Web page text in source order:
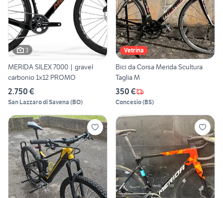
3
MERIDA SILEX 7000 | gravel
carbonio 1x12 PROMO
2.750 €
San Lazzaro di Savena (BO)
Vetrina
Bici da Corsa Merida Scultura
Taglia M
350 €
Concesio(BS)